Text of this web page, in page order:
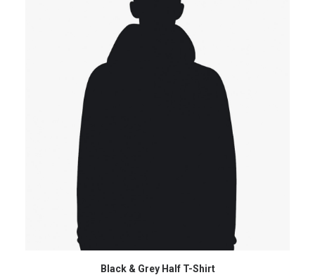
AJOUTER AU PANIER
Black & Grey Half T-Shirt